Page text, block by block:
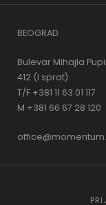
BEOGRAD
Bulevar Mihajla
412 (I sprat)
T/F +381 11 63 01 117
M +381 66 67 28 120